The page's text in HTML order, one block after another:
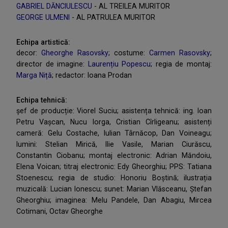
GABRIEL DĂNCIULESCU - AL TREILEA MURITOR
GEORGE ULMENI
- AL PATRULEA MURITOR
Echipa artistică:
decor:Gheorghe Rasovsky; costume: Carmen Rasovsky;
director de imagine:
Laurențiu Popescu; regia de montaj:
Marga Niță; redactor: Ioana Prodan
Echipa tehnică:
șef de producție: Viorel Suciu; asistența tehnică: ing. Ioan
Petru Vașcan, Nucu Iorga, Cristian Cîrligeanu; asistenți
cameră: Gelu Costache, Iulian Târnăcop, Dan Voineagu;
lumini: Stelian Mirică, Ilie Vasile, Marian Ciurăscu,
Constantin Ciobanu; montaj electronic: Adrian Măndoiu,
Elena Voican; titraj electronic: Edy Gheorghiu; PPS: Tatiana
Stoenescu; regia de studio: Honoriu Boștină; ilustrația
muzicală: Lucian Ionescu; sunet: Marian Vlăsceanu, Ștefan
Gheorghiu; imaginea: Melu Pandele, Dan Abagiu, Mircea
Cotimani, Octav Gheorghe